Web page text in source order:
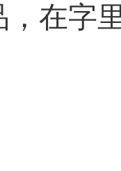
，在字